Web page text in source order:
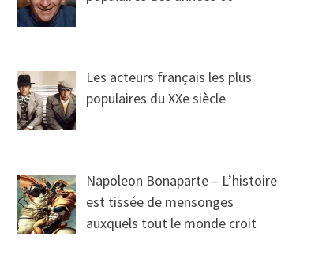
Les acteurs français les plus
populaires du XXe siècle
Napoleon Bonaparte – L’histoire
est tissée de mensonges
auxquels tout le monde croit